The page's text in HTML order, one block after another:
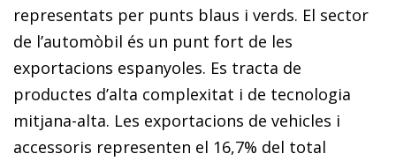
representats per punts blaus i verds. El sector
de l’automòbil és un punt fort de les
exportacions espanyoles. Es tracta de
productes d’alta complexitat i de tecnologia
mitjana-alta. Les exportacions de vehicles i
accessoris representen el 16,7% del total